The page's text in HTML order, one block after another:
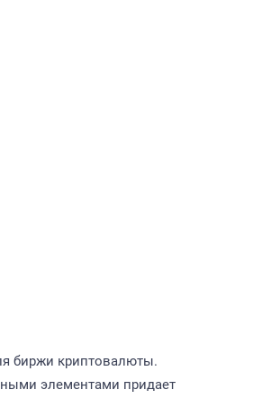
биржи криптовалюты.
элементами придает